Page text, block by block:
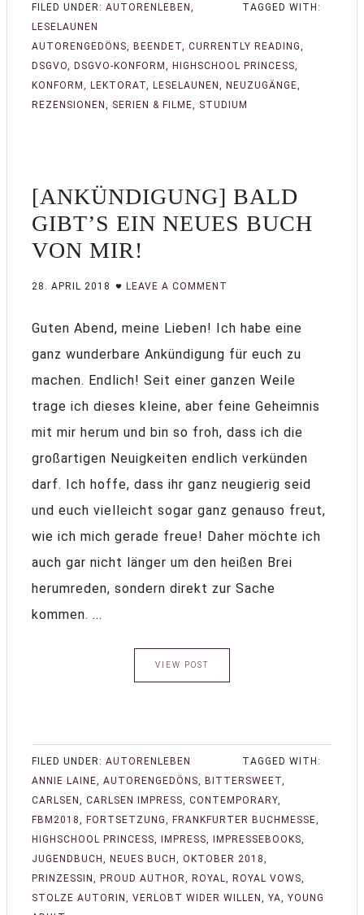
FILED UNDER: AUTORENLEBEN ,
LESELAUNEN
TAGGED WITH:
AUTORENGEDÖNS, BEENDET, CURRENTLY READING,
DSGVO, DSGVO-KONFORM , HIGHSCHOOL PRINCESS,
KONFORM , LEKTORAT, LESELAUNEN , NEUZUGÄNGE,
REZENSIONEN , SERIEN & FILME, STUDIUM
[ANKÜNDIGUNG] BALD
GIBT’S EIN NEUES BUCH
VON MIR!
28. APRIL 2018 LEAVE A COMMENT
Guten Abend, meine Lieben! Ich habe eine
ganz wunderbare Ankündigung für euch zu
machen. Endlich! Seit einer ganzen Weile
trage ich dieses kleine, aber feine Geheimnis
mit mir herum und bin so froh, dass ich die
großartigen Neuigkeiten endlich verkünden
darf. Ich hoffe, dass ihr ganz neugierig seid
und euch vielleicht sogar ganz genauso freut,
wie ich mich gerade freue! Daher möchte ich
auch gar nicht länger um den heißen Brei
herumreden, sondern direkt zur Sache
kommen. ...
VIEW POST
FILED UNDER: AUTORENLEBEN
TAGGED WITH:
ANNIE LAINE, AUTORENGEDÖNS, BITTERSWEET,
CARLSEN , CARLSEN IMPRESS, CONTEMPORARY,
FBM2018, FORTSETZUNG, FRANKFURTER BUCHMESSE,
HIGHSCHOOL PRINCESS, IMPRESS, IMPRESSEBOOKS,
JUGENDBUCH , NEUES BUCH , OKTOBER 2018,
PRINZESSIN , PROUD AUTHOR, ROYAL, ROYAL VOWS,
STOLZE AUTORIN , VERLOBT WIDER WILLEN , YA, YOUNG